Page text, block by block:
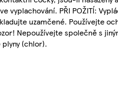
vyplachování. PŘI POŽITÍ:
uzamčené. Používejte
Nepoužívejte společně s
(chlor).